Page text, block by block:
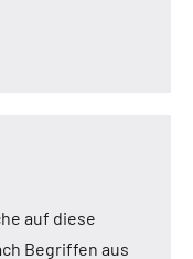
auf diese
Begriffen aus